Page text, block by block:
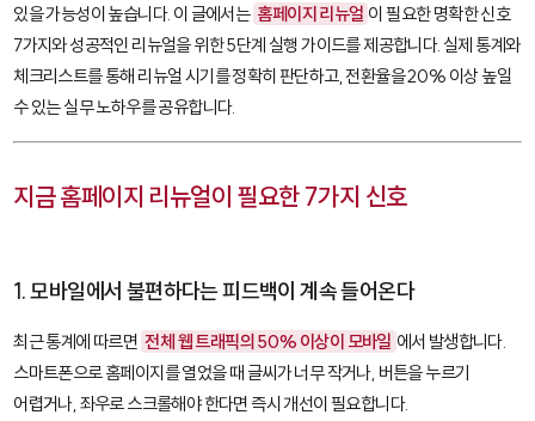
있을 가능성이 높습니다. 이 글에서는 홈페이지 리뉴얼 이 필요한 명확한 신호
7가지와 성공적인 리뉴얼을 위한 5단계 실행 가이드를 제공합니다. 실제 통계와
체크리스트를 통해 리뉴얼 시기를 정확히 판단하고, 전환율을 20% 이상 높일
수 있는 실무 노하우를 공유합니다.
지금 홈페이지 리뉴얼이 필요한 7가지 신호
1. 모바일에서 불편하다는 피드백이 계속 들어온다
최근 통계에 따르면 전체 웹 트래픽의 50% 이상이 모바일 에서 발생합니다.
스마트폰으로 홈페이지를 열었을 때 글씨가 너무 작거나, 버튼을 누르기
어렵거나, 좌우로 스크롤해야 한다면 즉시 개선이 필요합니다.